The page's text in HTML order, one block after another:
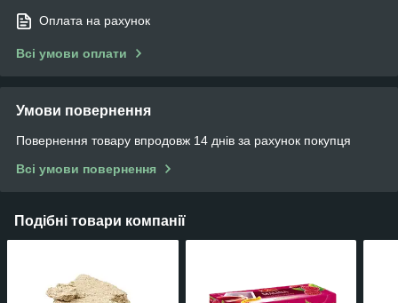
Оплата на рахунок
Всі умови оплати
Умови повернення
Повернення товару впродовж 14 днів за рахунок покупця
Всі умови повернення
Подібні товари компанії